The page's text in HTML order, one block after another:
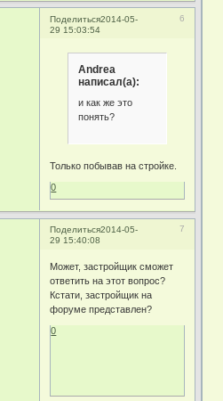
Поделиться 6
2014-05-
29 15:03:54
Andrea
написал(а):
и как же это
понять?
Только побывав на стройке.
0
Поделиться 7
2014-05-
29 15:40:08
Может, застройщик сможет
ответить на этот вопрос?
Кстати, застройщик на
форуме представлен?
0